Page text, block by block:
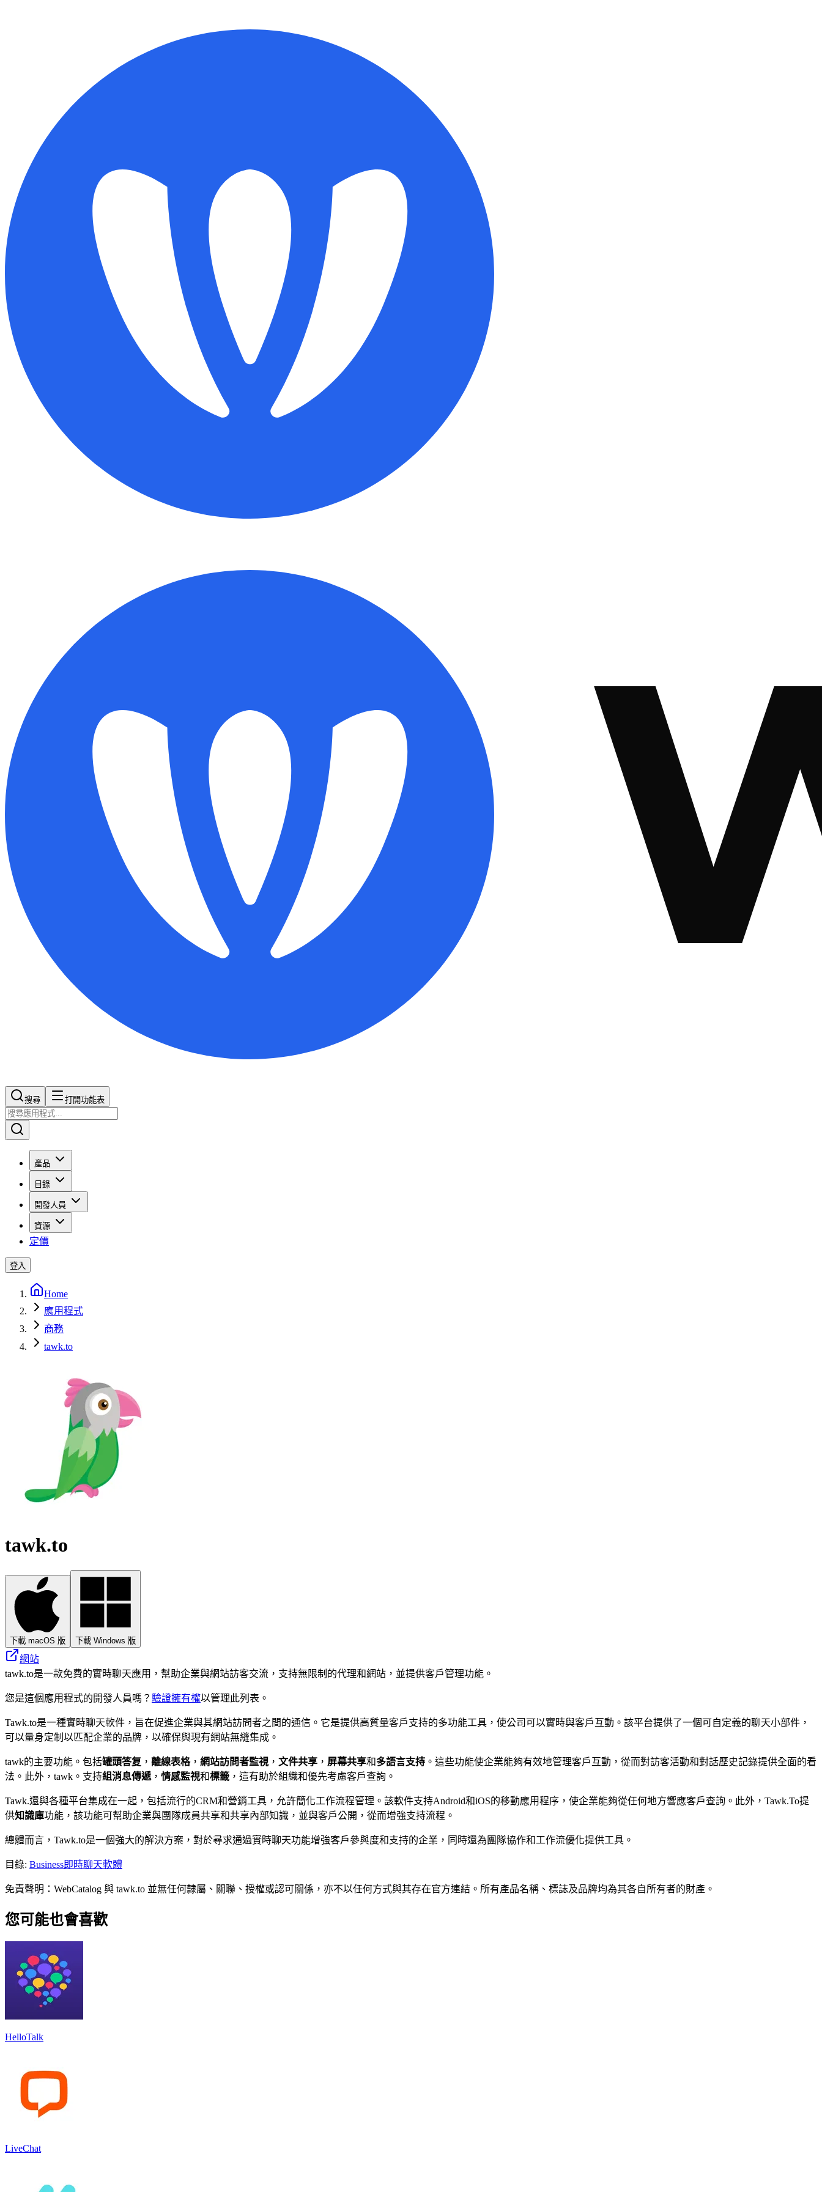
搜尋​​​​ 打開功能表
產品
目錄
開發人員
資源
定價
登入
Home
應用程式
商務
tawk.to
tawk.to
下載 macOS 版 下載 Windows 版
網站
tawk.to是一款免費的實時聊天應用，幫助企業與網站訪客交流，支持無限制的代理和網站，並提供客戶管理功能。
您是這個應用程式的開發人員嗎？ 驗證擁有權以管理此列表。
Tawk.to是一種實時聊天軟件，旨在促進企業與其網站訪問者之間的通信。它是提供高質量客戶支持的多功能工具，使公司可以實時與客戶互動。該平台提供了一個可自定義的聊天小部件，
可以量身定制以匹配企業的品牌，以確保與現有網站無縫集成。
tawk的主要功能。包括罐頭答复 ， 離線表格， 網站訪問者監視 ， 文件共享 ， 屏幕共享和多語言支持 。這些功能使企業能夠有效地管理客戶互動，從而對訪客活動和對話歷史記錄提供全面的看
法。此外，tawk。支持組消息傳遞 ， 情感監視和標籤 ，這有助於組織和優先考慮客戶查詢。
Tawk.還與各種平台集成在一起，包括流行的CRM和營銷工具，允許簡化工作流程管理。該軟件支持Android和iOS的移動應用程序，使企業能夠從任何地方響應客戶查詢。此外，Tawk.To提
供知識庫功能，該功能可幫助企業與團隊成員共享和共享內部知識，並與客戶公開，從而增強支持流程。
總體而言，Tawk.to是一個強大的解決方案，對於尋求通過實時聊天功能增強客戶參與度和支持的企業，同時還為團隊協作和工作流優化提供工具。
目錄: Business即時聊天軟體
免責聲明：WebCatalog 與 tawk.to 並無任何隸屬、關聯、授權或認可關係，亦不以任何方式與其存在官方連結。所有產品名稱、標誌及品牌均為其各自所有者的財產。
您可能也會喜歡
HelloTalk
LiveChat